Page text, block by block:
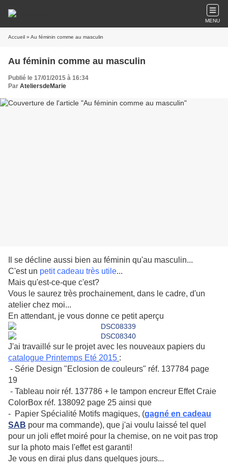
MENU
Accueil » Au féminin comme au masculin
Au féminin comme au masculin
Publié le 17/01/2015 à 16:34
Par AteliersdeMarie
Il se décline aussi bien au féminin qu'au masculin...
C'est un petit cadeau très utile...
Mais qu'est-ce-que c'est?
Vous le saurez très prochainement, dans le cadre, d'un
atelier chez moi...
En attendant, je vous donne ce petit aperçu
J'ai travaillé sur le projet avec les nouveaux papiers du
catalogue Printemps Eté 2015 :
- Série Design "Eclosion de couleurs" réf. 137784 page
19
- Tableau noir réf. 137786 + le tampon encreur Effet Craie
ColorBox réf. 138092 page 25 ainsi que
- Papier Spécialité Motifs magiques, (gagné en cadeau
SAB pour ma commande), que j'ai voulu laissé tel quel
pour un joli effet moiré pour la chemise, on ne voit pas trop
sur la photo mais l'effet est garanti!
Je vous en dirai plus dans quelques jours...